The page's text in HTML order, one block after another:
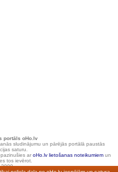
portāls oHo.lv
sludinājumu un pārējās portālā paustās
saturu.
ar oHo.lv lietošanas noteikumiemun
tos ievērot.